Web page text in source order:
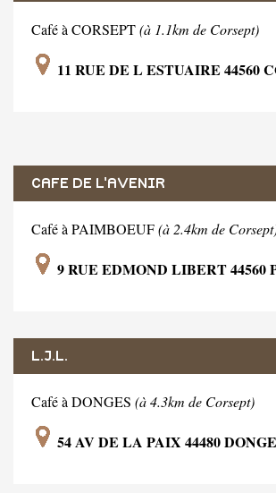
Café à CORSEPT(à 1.1km de Corsept)
11 RUE DE L ESTUAIRE 44560
CAFE DE L'AVENIR
Café à PAIMBOEUF(à 2.4km de
9 RUE EDMOND LIBERT 44560
L.J.L.
Café à DONGES (à 4.3km de Corsept)
54 AV DE LA PAIX 44480